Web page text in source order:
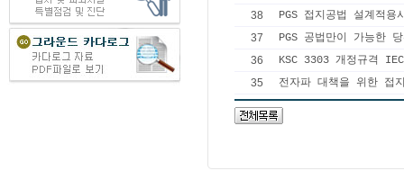
38
PGS 접지공법 설계적
37
PGS 공법만이 가능한
36
KSC 3303 개정규격
35
전자파 대책을 위한 접